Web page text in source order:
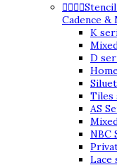
Stencil
Cadence &
K
D
Tiles
AS
NBC
Lace